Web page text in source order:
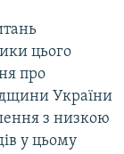
цього
про
України
з низкою
у цьому